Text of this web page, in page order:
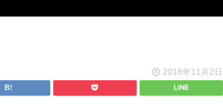
2018年11月2日